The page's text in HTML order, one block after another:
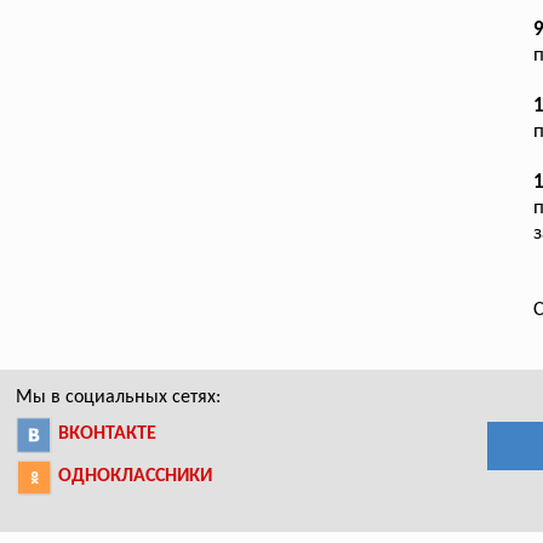
Мы в социальных сетях:
ВКОНТАКТЕ
ОДНОКЛАССНИКИ